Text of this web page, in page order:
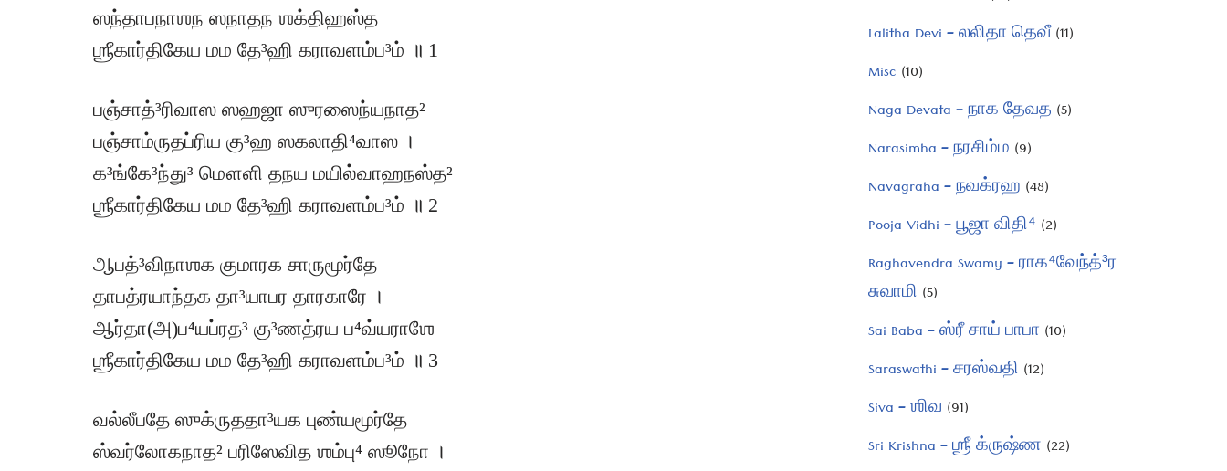
ஸந்தாபநாஶந ஸநாதந ஶக்திஹஸ்த
ஶ்ரீகார்திகேய மம தே³ஹி கராவளம்ப³ம் ॥ 1
பஞ்சாத்³ரிவாஸ ஸஹஜா ஸுரஸைந்யநாத²
பஞ்சாம்ருதப்ரிய கு³ஹ ஸகலாதி⁴வாஸ ।
க³ங்கே³ந்து³ மௌளி தநய மயில்வாஹநஸ்த²
ஶ்ரீகார்திகேய மம தே³ஹி கராவளம்ப³ம் ॥ 2
ஆபத்³விநாஶக குமாரக சாருமூர்தே
தாபத்ரயாந்தக தா³யாபர தாரகாரே ।
ஆர்தா(அ)ப⁴யப்ரத³ கு³ணத்ரய ப⁴வ்யராஶே
ஶ்ரீகார்திகேய மம தே³ஹி கராவளம்ப³ம் ॥ 3
வல்லீபதே ஸுக்ருததா³யக புண்யமூர்தே
ஸ்வர்லோகநாத² பரிஸேவித ஶம்பு⁴ ஸூநோ ।
Lalitha Devi – லலிதா தெவீ(11)
Misc (10)
Naga Devata – நாக தேவத (5)
Narasimha – நரசிம்ம (9)
Navagraha – நவக்ரஹ (48)
Pooja Vidhi – பூஜா விதி⁴ (2)
Raghavendra Swamy – ராக⁴வேந்த்³ர
சுவாமி (5)
Sai Baba – ஸ்ரீ சாய் பாபா (10)
Saraswathi – சரஸ்வதி (12)
Siva – ஶிவ (91)
Sri Krishna – ஶ்ரீ க்ருஷ்ண (22)